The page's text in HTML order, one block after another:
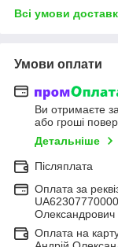
Всі умови
Умови оплати
Ви отримаєте
або гроші
Детальніше
Післяплата
Оплата за
Олександрович
Оплата на